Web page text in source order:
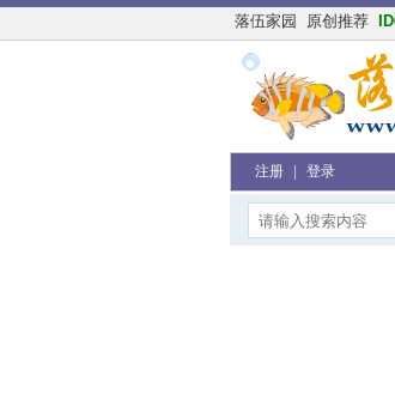
落伍家园 原创推荐
注册 登录